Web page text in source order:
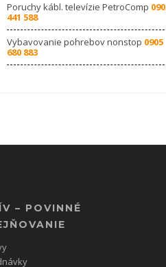
Poruchy kábl. televízie PetroComp
441 588
Vybavovanie pohrebov nonstop 0905
680 883
– POVINNÉ